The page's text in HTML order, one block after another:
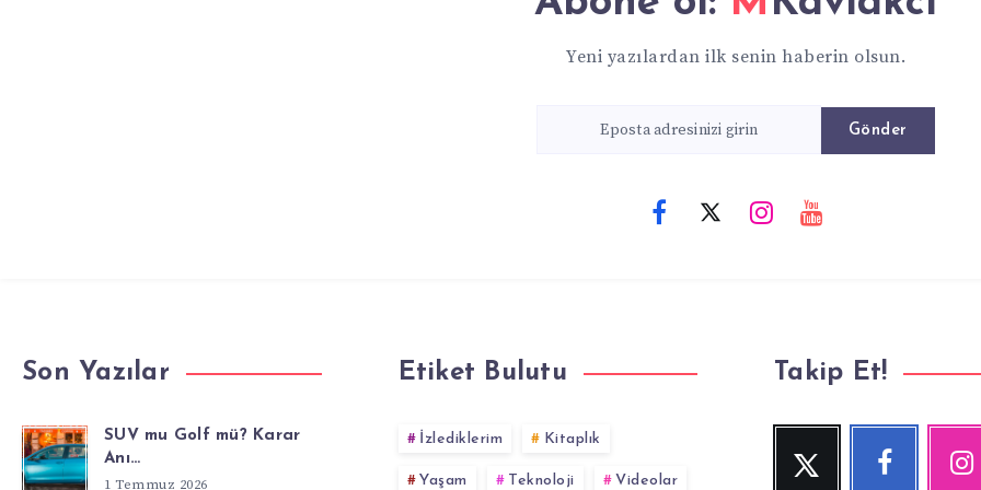
Yeni yazılardan ilk senin haberin olsun.
Gönder
Son Yazılar
SUV mu Golf mü? Karar
Anı…
1 Temmuz 2026
Etiket Bulutu
İzlediklerim Kitaplık
Yaşam Teknoloji Videolar
Takip Et!
Twitter
Beni
Facebook